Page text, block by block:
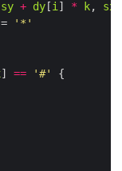
sy + dy [i ] * k, sx
'*'
] == '#'